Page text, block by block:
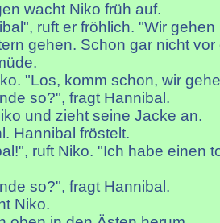
wacht Niko früh auf.
ruft er fröhlich. "Wir gehen
gehen. Schon gar nicht
"Los, komm schon, wir
so?", fragt Hannibal.
und zieht seine Jacke an.
Hannibal fröstelt.
ruft Niko. "Ich habe einen
so?", fragt Hannibal.
Niko.